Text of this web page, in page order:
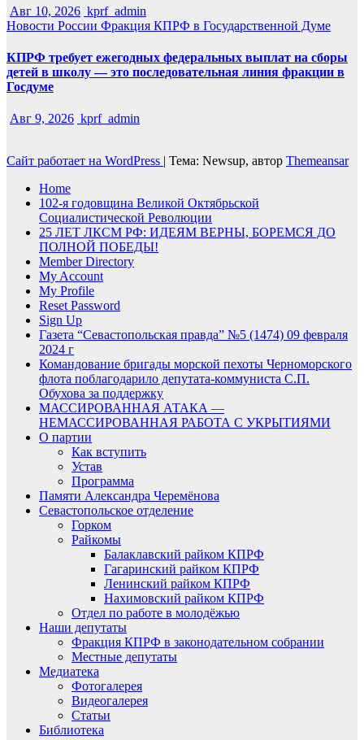
Авг 10, 2026 kprf_admin
Новости России Фракция КПРФ в Государственной Думе
КПРФ требует ежегодных федеральных выплат на сборы
детей в школу — это последовательная линия фракции в
Госдуме
Авг 9, 2026 kprf_admin
Сайт работает на WordPress | Тема: Newsup, автор Themeansar
Home
102-я годовщина Великой Октябрьской
Социалистической Революции
25 ЛЕТ ЛКСМ РФ: ИДЕЯМ ВЕРНЫ, БОРЕМСЯ ДО
ПОЛНОЙ ПОБЕДЫ!
Member Directory
My Account
My Profile
Reset Password
Sign Up
Газета “Севастопольская правда” №5 (1474) 09 февраля
2024 г
Командование бригады морской пехоты Черноморского
флота поблагодарило депутата-коммуниста С.П.
Обухова за поддержку
МАССИРОВАННАЯ АТАКА —
НЕМАССИРОВАННАЯ РАБОТА С УКРЫТИЯМИ
О партии
Как вступить
Устав
Программа
Памяти Александра Черемёнова
Севастопольское отделение
Горком
Райкомы
Балаклавский райком КПРФ
Гагаринский райком КПРФ
Ленинский райком КПРФ
Нахимовский райком КПРФ
Отдел по работе в молодёжью
Наши депутаты
Фракция КПРФ в законодательном собрании
Местные депутаты
Медиатека
Фотогалерея
Видеогалерея
Статьи
Библиотека